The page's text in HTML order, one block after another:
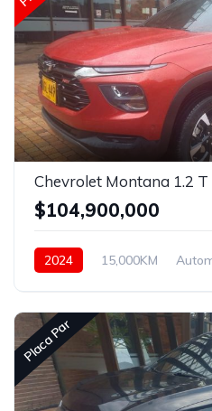
Chevrolet Montana 1.2 T
$104,900,000
2024 15,000KM
Placa Par